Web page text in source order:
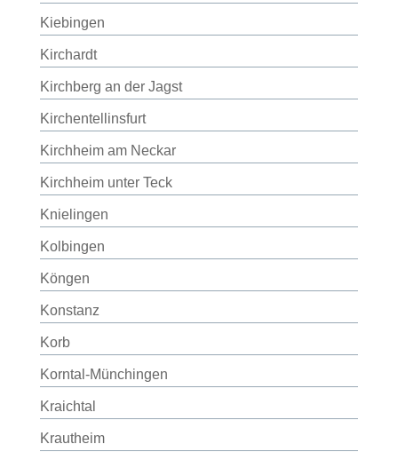
Kiebingen
Kirchardt
Kirchberg an der Jagst
Kirchentellinsfurt
Kirchheim am Neckar
Kirchheim unter Teck
Knielingen
Kolbingen
Köngen
Konstanz
Korb
Korntal-Münchingen
Kraichtal
Krautheim